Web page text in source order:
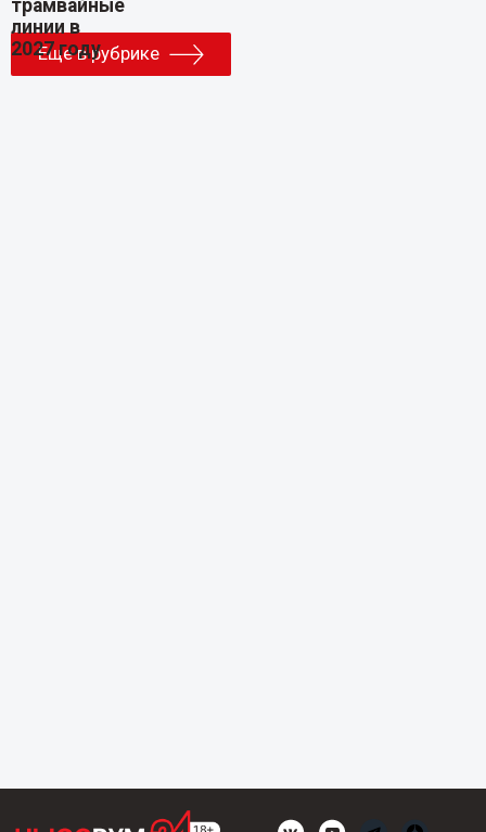
Еще в рубрике